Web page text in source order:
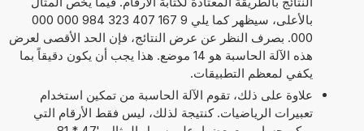
بالأعلى، سيظهر كما يلي 9 167 407 323 984 000 000
000. بصرف النظر عن عرض النتائج، فإن الحد الأقصى لعرض
هذه الآلة الحاسبة هو 14 موضع. هذا يجب أن يكون دقيقاً بما
يكفي لمعظم التطبيقات.
علاوة على ذلك، تقوم الآلة الحاسبة من تمكين استخدام
تعبيرات الرياضيات. كنتيجة لذلك، ليس فقط الأرقام التي